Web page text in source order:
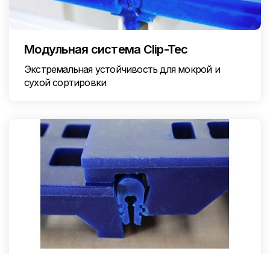
Модульная система Clip-Tec
Экстремальная устойчивость для мокрой и
сухой сортировки